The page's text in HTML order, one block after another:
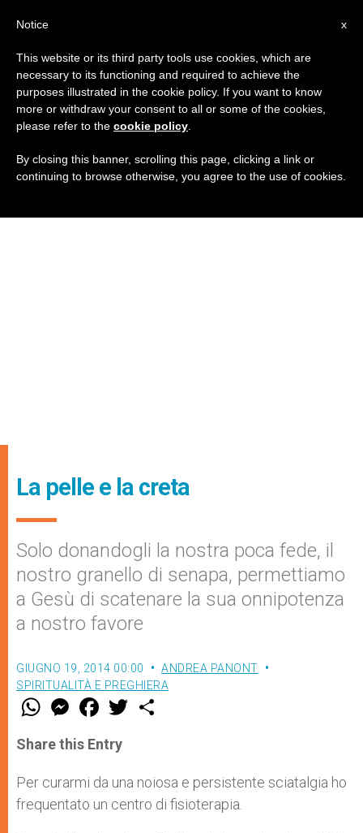
La pelle e la creta
Solo donandogli la nostra poca fede, il
nostro granello di senapa, permettiamo
a Gesù di scatenare la sua onnipotenza
a nostro favore
GIUGNO 19, 2014 00:00
ANDREA PANONT
SPIRITUALITÀ E PREGHIERA
W
t
s
p
p
M
e
s
e
g
e
r
F
a
e
b
o
k
w
r
Share this Entry
Per curarmi da una noiosa e persistente sciatalgia ho
frequentato un centro di fisioterapia.
x
Notice
This website or its third party tools use cookies, which are
necessary to its functioning and required to achieve the
purposes illustrated in the cookie policy. If you want to know
more or withdraw your consent to all or some of the cookies,
please refer to the cookie policy
By closing this banner, scrolling this page, clicking a link or
continuing to browse otherwise, you agree to the use of cookies.